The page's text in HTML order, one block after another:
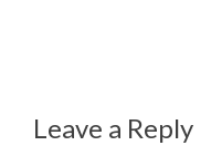
Leave a Reply